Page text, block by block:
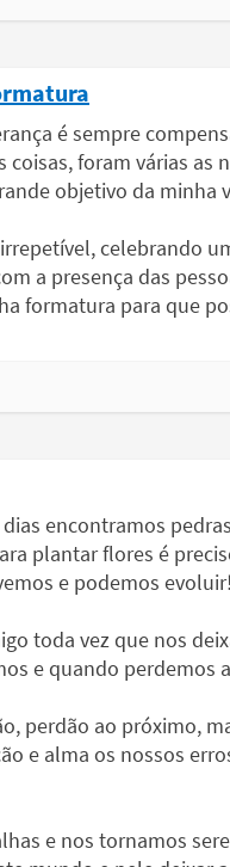
é sempre
foram várias as
objetivo da minha
celebrando
a presença das
formatura para que
encontramos
plantar flores é
e podemos evoluir!
toda vez que nos
e quando perdemos
perdão ao próximo,
e alma os nossos
e nos tornamos